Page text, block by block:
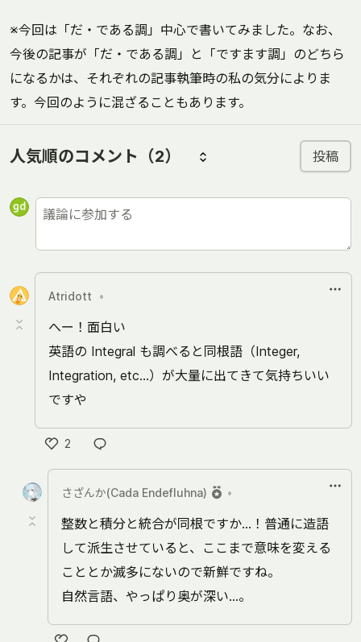
※今回は「だ・である調」中心で書いてみました。なお、
今後の記事が「だ・である調」と「ですます調」のどちら
になるかは、それぞれの記事執筆時の私の気分によりま
す。今回のように混ざることもあります。
人気順のコメント （2） 投稿
Atridott •
へー！面白い
英語の Integral も調べると同根語（Integer,
Integration, etc...）が大量に出てきて気持ちいい
ですや
2
い
ねさざんか(Cada Endefluhna) •
整数と積分と統合が同根ですか…！普通に造語
して派生させていると、ここまで意味を変える
こととか滅多にないので新鮮ですね。
自然言語、やっぱり奥が深い…。